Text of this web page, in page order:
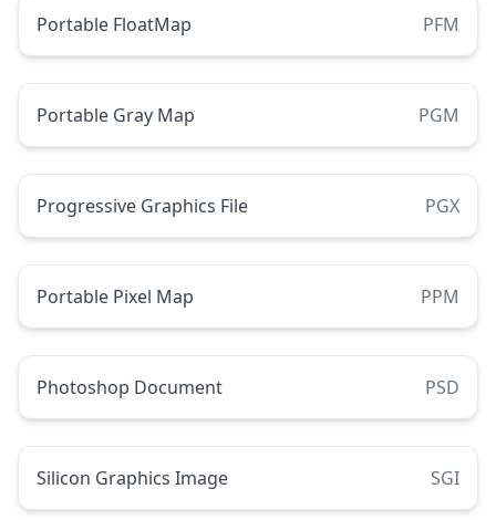
Portable FloatMap PFM
Portable Gray Map PGM
Progressive Graphics File PGX
Portable Pixel Map PPM
Photoshop Document PSD
Silicon Graphics Image SGI